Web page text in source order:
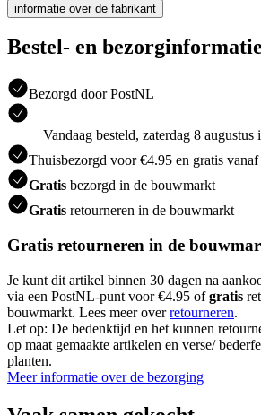
informatie over de fabrikant
Bestel- en bezorginformatie
Bezorgd door PostNL
Vandaag besteld, zaterdag 8 augustus
Thuisbezorgd voor €4.95 en gratis
Gratis bezorgd in de bouwmarkt
Gratis retourneren in de bouwmarkt
Gratis retourneren in de
Je kunt dit artikel binnen 30 dagen na
via een PostNL-punt voor €4.95 ofgratis
bouwmarkt. Lees meer overretourneren.
Let op: De bedenktijd en het kunnen
op maat gemaakte artikelen en verse/
planten.
Meer informatie over de bezorging